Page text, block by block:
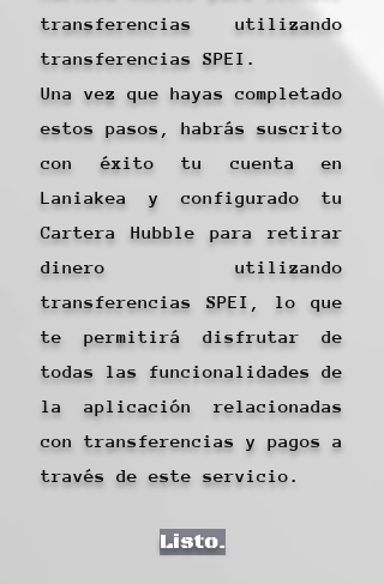
transferencias utilizando
transferencias SPEI.
Una vez que hayas completado
estos pasos, habrás suscrito
con éxito tu cuenta en
Laniakea y configurado tu
Cartera Hubble para retirar
dinero utilizando
transferencias SPEI, lo que
te permitirá disfrutar de
todas las funcionalidades de
la aplicación relacionadas
con transferencias y pagos a
través de este servicio.
Listo.